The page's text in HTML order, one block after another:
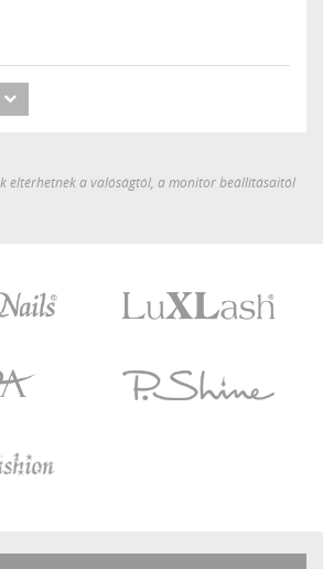
eltérhetnek a valóságtól, a monitor beállításaitól